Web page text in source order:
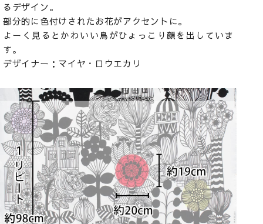
るデザイン。
部分的に色付けされたお花がアクセントに。
よーく見るとかわいい鳥がひょっこり顔を出していま
す。
デザイナー：マイヤ・ロウエカリ